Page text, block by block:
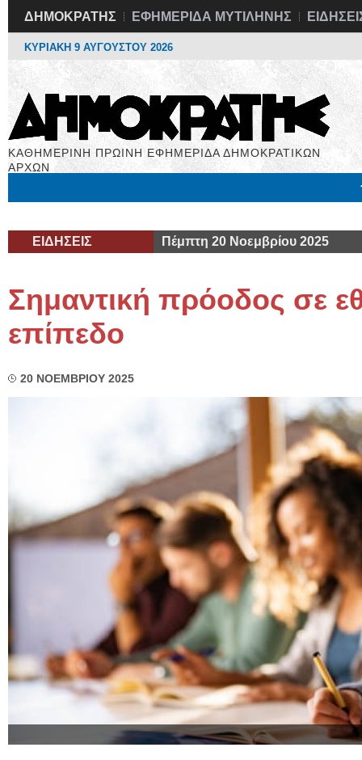
ΔΗΜΟΚΡΑΤΗΣ ΕΦΗΜΕΡΙΔΑ ΜΥΤΙΛΗΝΗΣ
ΚΥΡΙΑΚΗ 9 ΑΥΓΟΥΣΤΟΥ 2026
ΚΑΘΗΜΕΡΙΝΗ ΠΡΩΙΝΗ ΕΦΗΜΕΡΙΔΑ ΔΗΜΟΚΡΑΤΙΚΩΝ
ΑΡΧΩΝ
ΕΙΔΗΣΕΙΣ Πέμπτη 20 Νοεμβρίου 2025
Σημαντική πρόοδος σε
επίπεδο
20 ΝΟΕΜΒΡΙΟΥ 2025